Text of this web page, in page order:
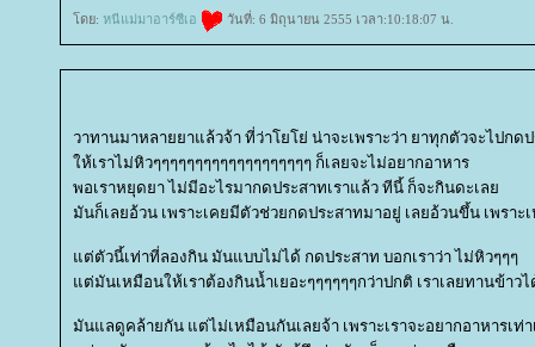
ดย: หนีแม่มาอาร์ซีเอ วันที่: 6 มิถุนายน 2555 เวลา:10:18:07 น.
วาทานมาหลายยาแล้วจ้า ที่ว่าโยโย่ น่าจะเพราะว่า ยาทุกตัวจะไปกด
ห้เราไม่หิวๆๆๆๆๆๆๆๆๆๆๆๆๆๆๆๆๆๆๆ ก็เลยจะไม่อยากอาหาร
พอเราหยุดยา ไม่มีอะไรมากดประสาทเราแล้ว ทีนี้ ก็จะกินดะเล
มันก็เลยอ้วน เพราะเคยมีตัวช่วยกดประสาทมาอยู่ เลยอ้วนขึ้น เพรา
ต่ตัวนี้เท่าที่ลองกิน มันแบบไม่ได้ กดประสาท บอกเราว่า ไม่หิวๆๆๆ
ต่มันเหมือนให้เราต้องกินน้ำเยอะๆๆๆๆๆๆกว่าปกติ เราเลยทานข้าว
มันแลดูคล้ายกัน แต่ไม่เหมือนกันเลยจ้า เพราะเราจะอยากอาหารเท่